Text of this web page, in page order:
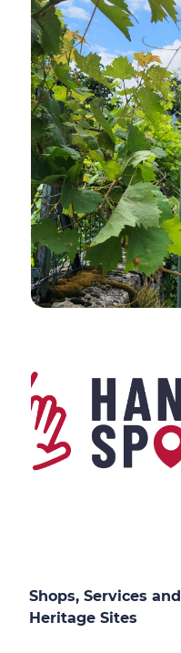
Shops, Services and
Heritage Sites